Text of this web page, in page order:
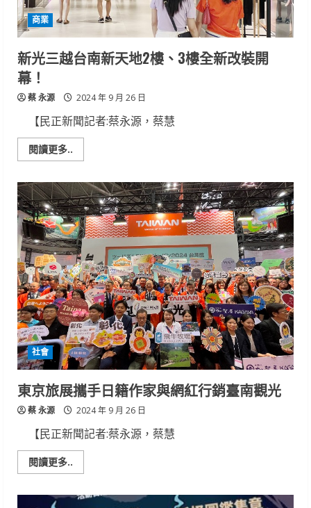
萬
好
讓
你
抽
商業
新光三越台南新天地2樓、3樓全新改裝開
幕！
蔡 永源 2024 年 9 月 26 日
【民正新聞記者:蔡永源，蔡慧
閱讀更多..
more
光
三
越
台
南
新
天
地
2
樓、
3
樓
全
新
改
裝
開
幕！
社會
東京旅展攜手日籍作家與網紅行銷臺南觀光
蔡 永源 2024 年 9 月 26 日
【民正新聞記者:蔡永源，蔡慧
閱讀更多..
more
京